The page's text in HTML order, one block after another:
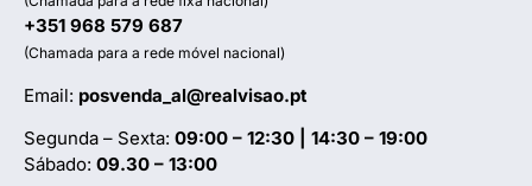
+351 968 579 687
(Chamada para a rede móvel nacional)
Email: posvenda_al@realvisao.pt
Segunda – Sexta: 09:00 – 12:30 | 14:30 – 19:00
Sábado: 09.30 – 13:00